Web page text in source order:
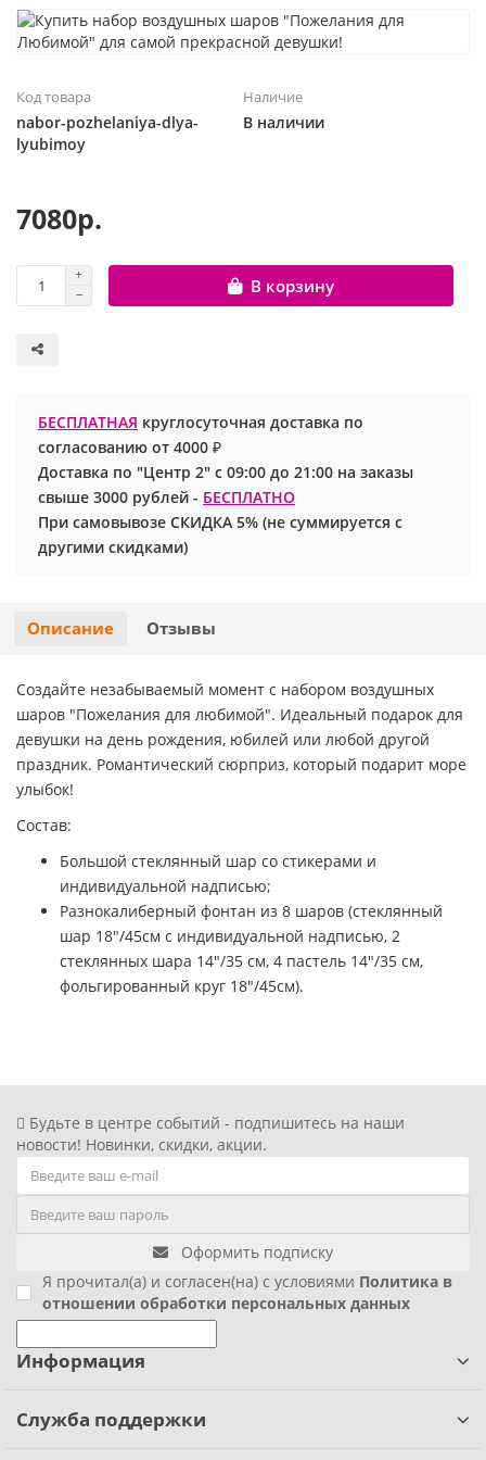
Шары с рисунком
Цифры и буквы
Фольгированные шары
Гендер Пати
День рождения
Для девочек
Свадьба
1 сентября
23 февраля
День Святого Валентина
Хэллоуин
Леди Баг
Лол
Майнкрафт
Микки / Минни Маус
Миньоны
Покемон
Принцессы
Роблокс
Синий трактор
Смешарики и малышарики
Супергерои
Тачки
Три кота
Уэнсдей мрачная девочка
Чебурашка
Человек паук
Черепашки ниндзя
Щенячий патруль
Код товара
nabor-pozhelaniya-dlya-
lyubimoy
Наличие
В наличии
7080р.
В корзину
БЕСПЛАТНАЯ круглосуточная доставка по
согласованию от 4000 ₽
Доставка по "Центр 2" с 09:00 до 21:00 на заказы
свыше 3000 рублей - БЕСПЛАТНО
При самовывозе СКИДКА 5% (не суммируется с
другими скидками)
Описание Отзывы
Создайте незабываемый момент с набором воздушных
шаров "Пожелания для любимой". Идеальный подарок для
девушки на день рождения, юбилей или любой другой
праздник. Романтический сюрприз, который подарит море
улыбок!
Состав:
Большой стеклянный шар со стикерами и
индивидуальной надписью;
Разнокалиберный фонтан из 8 шаров (стеклянный
шар 18"/45см с индивидуальной надписью, 2
стеклянных шара 14"/35 см, 4 пастель 14"/35 см,
фольгированный круг 18"/45см).
Будьте в центре событий - подпишитесь на наши
новости! Новинки, скидки, акции.
Оформить подписку
Я прочитал(а) и согласен(на) с условиями Политика в
отношении обработки персональных данных
Информация
Служба поддержки